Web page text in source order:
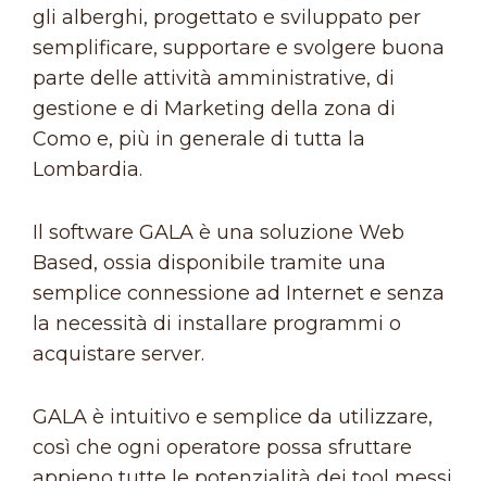
gli alberghi, progettato e sviluppato per
semplificare, supportare e svolgere buona
parte delle attività amministrative, di
gestione e di Marketing della zona di
Como e, più in generale di tutta la
Lombardia.
Il software GALA è una soluzione Web
Based, ossia disponibile tramite una
semplice connessione ad Internet e senza
la necessità di installare programmi o
acquistare server.
GALA è intuitivo e semplice da utilizzare,
così che ogni operatore possa sfruttare